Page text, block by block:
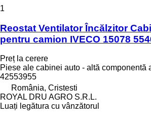
1
Reostat Ventilator Încălzitor
pentru camion IVECO 15078
Preț la cerere
Piese ale cabinei auto - altă componentă
42553955
România, Cristesti
ROYAL DRU AGRO S.R.L.
Luați legătura cu vânzătorul